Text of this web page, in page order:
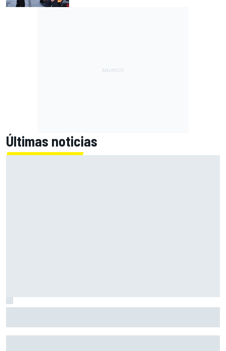
Últimas noticias